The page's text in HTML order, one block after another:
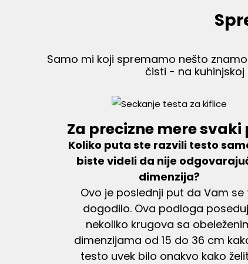
Samo mi koji spremamo nešto
čisti - na
Za precizne mere svaki
Koliko puta ste razvili testo
biste videli da nije
dimenzija?
Ovo je poslednji put da Vam se
dogodilo. Ova podloga
nekoliko krugova sa
dimenzijama od 15 do 36 cm
testo uvek bilo onakvo kako